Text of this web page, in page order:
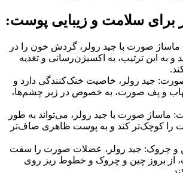
برای سلامت و زیبایی پوست:
صورت با جید رولر، گردش خون را در
به این ترتیب، به اکسیژن‌رسانی و تغذیه
جید رولر، خاصیت خنک‌کنندگی دارد و
و پف صورت، به خصوص در زیر چشم‌ها،
ماساژ صورت با جید رولر، می‌تواند به طور
را کوچک‌تر کند و به پوست ظاهری صاف‌تر
و چروک: جید رولر، عضلات صورت را سفت
از بروز چین و چروک و خطوط ریز روی